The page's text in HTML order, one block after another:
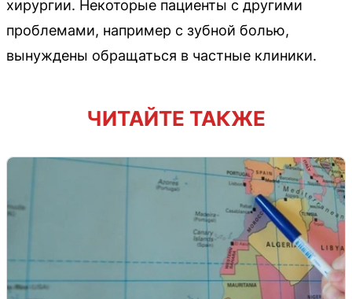
хирургии. Некоторые пациенты с другими
проблемами, например с зубной болью,
вынуждены обращаться в частные клиники.
ЧИТАЙТЕ ТАКЖЕ